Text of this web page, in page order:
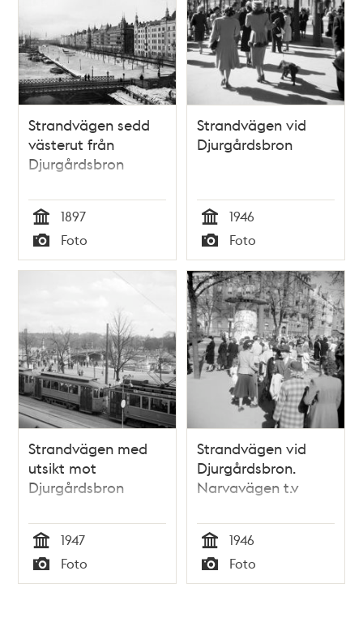
Strandvägen sedd
västerut från
Djurgårdsbron
Tid
1897
Typ
Foto
Strandvägen vid
Djurgårdsbron
Tid
1946
Typ
Foto
Strandvägen med
utsikt mot
Djurgårdsbron
Tid
1947
Typ
Foto
Strandvägen vid
Djurgårdsbron.
Narvavägen t.v
Tid
1946
Typ
Foto